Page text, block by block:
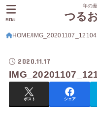
年の
つる
MENU
HOME
2020.11.17
ポスト シェア